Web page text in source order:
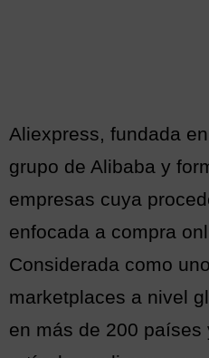
Aliexpress, fundada
grupo de Alibaba y
empresas cuya
enfocada a compra
Considerada como
marketplaces a nivel
en más de 200